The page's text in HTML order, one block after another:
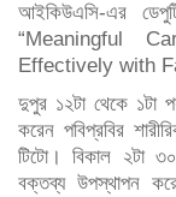
আইকিউএসি-এর
“Meaningful
Effectively with
দুপুর ১২টা থেকে
করেন পবিপ্রবির
টিটো। বিকাল ২টা
বক্তব্য উপস্থাপন